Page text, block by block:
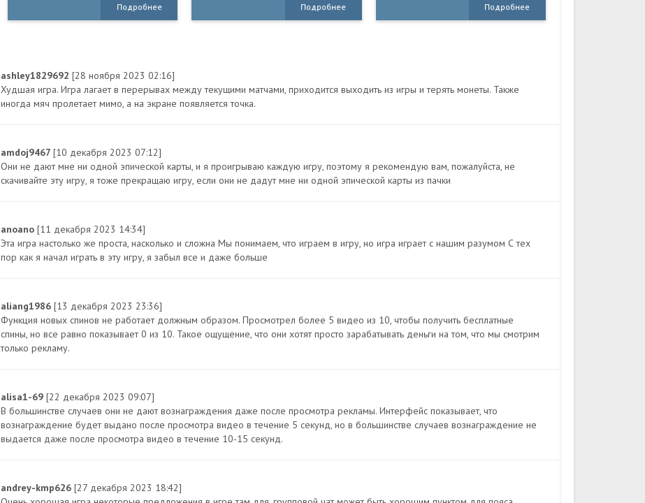
Подробнее Подробнее Подробнее
ashley1829692 [28 ноября 2023 02:16]
Худшая игра. Игра лагает в перерывах между текущими матчами, приходится выходить из игры и терять монеты. Также
иногда мяч пролетает мимо, а на экране появляется точка.
amdoj9467 [10 декабря 2023 07:12]
Они не дают мне ни одной эпической карты, и я проигрываю каждую игру, поэтому я рекомендую вам, пожалуйста, не
скачивайте эту игру, я тоже прекращаю игру, если они не дадут мне ни одной эпической карты из пачки
anoano [11 декабря 2023 14:34]
Эта игра настолько же проста, насколько и сложна Мы понимаем, что играем в игру, но игра играет с нашим разумом С тех
пор как я начал играть в эту игру, я забыл все и даже больше
aliang1986 [13 декабря 2023 23:36]
Функция новых спинов не работает должным образом. Просмотрел более 5 видео из 10, чтобы получить бесплатные
спины, но все равно показывает 0 из 10. Такое ощущение, что они хотят просто зарабатывать деньги на том, что мы смотрим
только рекламу.
alisa1-69 [22 декабря 2023 09:07]
В большинстве случаев они не дают вознаграждения даже после просмотра рекламы. Интерфейс показывает, что
вознаграждение будет выдано после просмотра видео в течение 5 секунд, но в большинстве случаев вознаграждение не
выдается даже после просмотра видео в течение 10-15 секунд.
andrey-kmp626 [27 декабря 2023 18:42]